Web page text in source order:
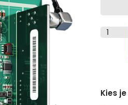
Schuifhek Openers
Schuifpoort Openers
Kies